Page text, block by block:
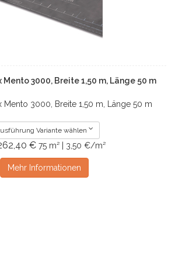
Mento 3000, Breite 1,50 m, Länge 50 m
Mento 3000, Breite 1,50 m, Länge 50 m
Variante wählen
€ 75 m² | 3,50 €/m²
Mehr Informationen